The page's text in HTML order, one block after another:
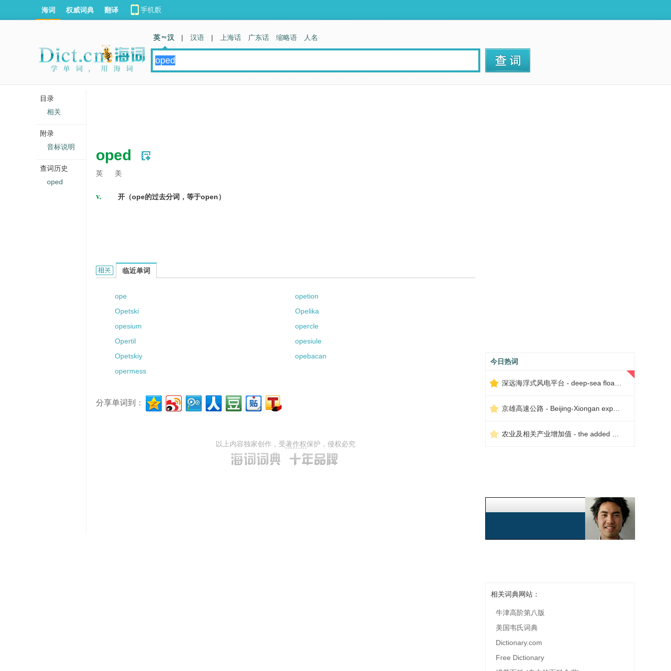
oped
英 美
v. 开（ope的过去分词，等于open）
oped的相关资料：
临近单词
ope
opetion
Opetski
Opelika
opesium
opercle
Opertil
opesiule
Opetskiy
opebacan
opermess
分享单词到：
以上内容独家创作，受著作权保护，侵权必究
今日热词
相关词典网站：
牛津高阶第八版
美国韦氏词典
Dictionary.com
Free Dictionary
海词 权威词典 翻译
英 汉 | 汉语 | 上海话 广东话 缩略语 人名
目录
相关
附录
音标说明
查词历史
oped